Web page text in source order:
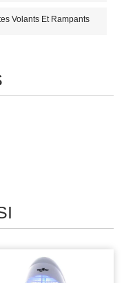
Volants Et Rampants